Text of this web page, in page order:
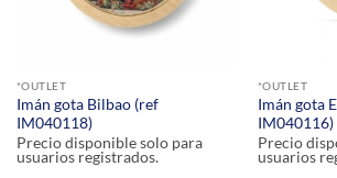
*OUTLET
Imán gota Bilbao (ref
IM040118)
Precio disponible solo para
usuarios registrados.
*OUTLET
Imán gota
IM040116)
Precio
usuarios